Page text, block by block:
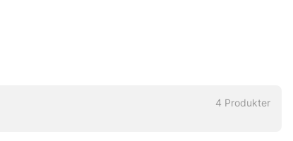
4 Produkter